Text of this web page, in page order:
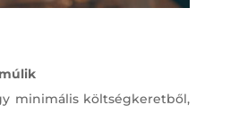
minimális költségkeretből,